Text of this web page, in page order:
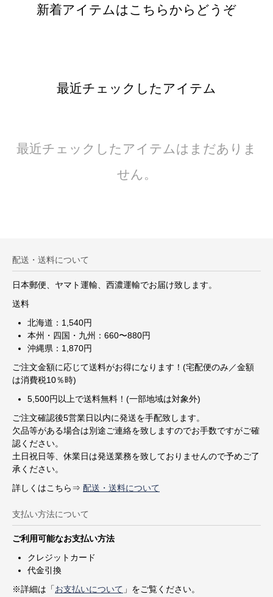
新着アイテムはこちらからどうぞ
最近チェックしたアイテム
最近チェックしたアイテムはまだありま
せん。
配送・送料について
日本郵便、ヤマト運輸、西濃運輸でお届け致します。
送料
北海道：1,540円
本州・四国・九州：660〜880円
沖縄県：1,870円
ご注文金額に応じて送料がお得になります！(宅配便のみ／金額
は消費税10％時)
5,500円以上で送料無料！(一部地域は対象外)
ご注文確認後5営業日以内に発送を手配致します。
欠品等がある場合は別途ご連絡を致しますのでお手数ですがご確
認ください。
土日祝日等、休業日は発送業務を致しておりませんので予めご了
承ください。
詳しくはこちら⇒ 配送・送料について
支払い方法について
ご利用可能なお支払い方法
クレジットカード
代金引換
※詳細は「お支払いについて 」をご覧ください。